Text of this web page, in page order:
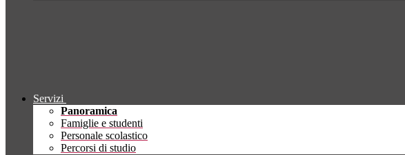
Servizi
Panoramica
Famiglie e studenti
Personale scolastico
Percorsi di studio